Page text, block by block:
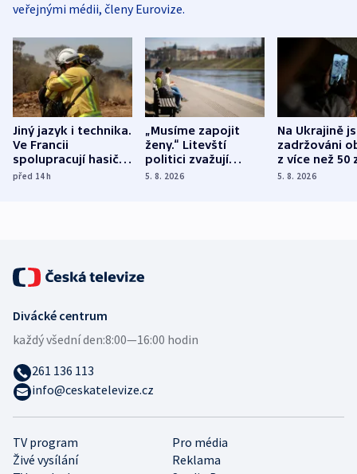
veřejnými médii, členy Eurovize.
Jiný jazyk i technika.
Ve Francii
spolupracují hasiči z
různých zemí
před 14h
„Musíme zapojit
ženy.“ Litevští
politici zvažují
dohodu o
5. 8. 2026
Na Ukrajině
zadržováni
z více než 50
Bojovali na
5. 8. 2026
TV program
Pro média
Živé vysílání
Reklama
Divácké centrum
každý všední den:8:00—16:00 hodin
261 136 113
info@ceskatelevize.cz